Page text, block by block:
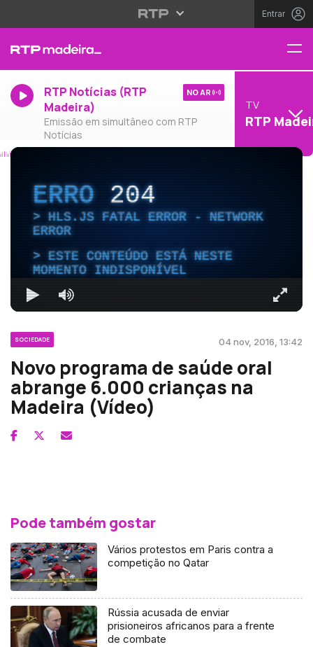
Entrar
RTP Notícias (RTP
Madeira)
Emissão em simultâneo com RTP
Notícias
NO AR
TV
RTP
ERRO204
HLS.JS FATAL ERROR - NETWORK
ERROR
ESTE CONTEÚDO ESTÁ NESTE
MOMENTO INDISPONÍVEL
SOCIEDADE 04 nov, 2016, 13:42
Novo programa de saúde oral
abrange 6.000 crianças na
Madeira (Vídeo)
Pode também gostar
Vários protestos em Paris contra a
competição no Qatar
Rússia acusada de enviar
prisioneiros africanos para a frente
de combate